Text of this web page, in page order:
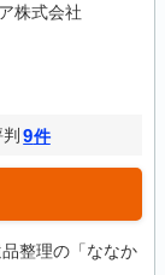
株式会社
9件
整理の「ななか